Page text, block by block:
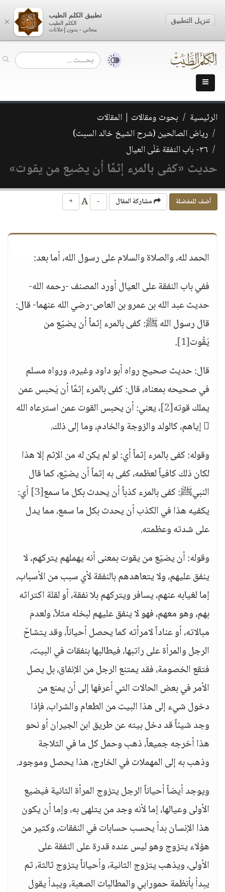
الرئيسية
بحوث ومقالات | المقالات
رياض الصالحين (شرح الشيخ خالد السبت)
٣٦- باب النفقة عَلَى العيال
حديث «كفى بالمرء إثمًا أن يضيع من يقوت»
أضف للمفضلة مشاركة المقال -
+
الحمد لله، والصلاة والسلام على رسول الله، أما بعد:
ففي باب النفقة على العيال أورد المصنف -رحمه الله-
حديث عبد الله بن عمرو بن العاص-رضي الله عنهما- قال:
قال رسول الله ﷺ: كفى بالمرء إثماً أن يضيّع من
يَقُوت[1]
.
قال: حديث صحيح رواه أبو داود وغيره، ورواه مسلم
في صحيحه بمعناه، قال: كفى بالمرء إثمًا أن يَحبس عمن
يملك قوته[2] ، يعني: أن يحبس القوت عمن استرعاه الله
 إياهم، كالولد والزوجة والخادم، وما إلى ذلك.
وقوله: كفى بالمرء إثماً أي: لو لم يكن له من الإثم إلا هذا
لكان ذلك كافياً لعظمه، كفى به إثماً أن يضيّع، كما قال
النبيﷺ: كفى بالمرء كذباً أن يحدث بكل ما سمع[3]
أي:
يكفيه هذا في الكذب أن يحدث بكل ما سمع، مما يدل
على شدته وعظمته.
وقوله: أن يضيّع من يقوت بمعنى أنه يهملهم يتركهم، لا
ينفق عليهم، ولا يتعاهدهم بالنفقة لأي سبب من الأسباب،
إما لغيابه عنهم، يسافر ويتركهم بلا نفقة، أو لقلة اكتراثه
بهم، وهو معهم، فهو لا ينفق عليهم لبخله مثلاً، ولعدم
مبالاته، أو عناداً لامرأته كما يحصل أحياناً، وقد يتشاحّ
الرجل والمرأة على راتبها، فيطالبها بنفقات في البيت،
فتقع الخصومة، فقد يمتنع الرجل من الإنفاق، بل يصل
الأمر في بعض الحالات التي أعرفها إلى أن يمنع من
دخول شيء إلى هذا البيت من الطعام والشراب، فإذا
وجد شيئاً قد دخل بيته عن طريق ابن الجيران أو نحو
هذا أخرجه جميعاً، ذهب وحمل كل ما في الثلاجة
وذهب به إلى المهملات في الخارج، هذا يحصل وموجود.
ويوجد أيضاً أحياناً الرجل يتزوج المرأة الثانية فيضيع
الأولى وعيالها، إما لأنه وجد من يتلهى به، وإما أن يكون
هذا الإنسان بدأ يحسب حسابات في النفقات، وكثير من
هؤلاء يتزوج وهو ليس عنده قدرة على النفقة على
الأولى، ويذهب يتزوج الثانية، وأحياناً يتزوج ثالثة، ثم
يبدأ بأنظمة حمورابي والمطالبات الصعبة، ويبدأ يقول
×
تطبيق الكلم الطيب
الكلم الطيب
مجاني - بدون إعلانات
تنزيل التطبيق